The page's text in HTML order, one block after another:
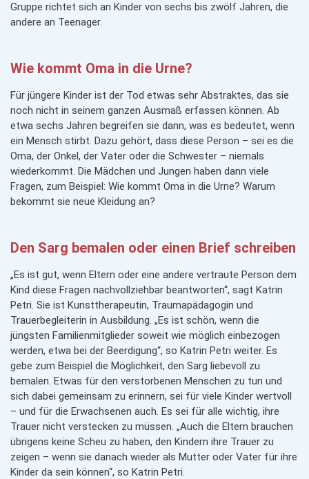
Gruppe richtet sich an Kinder von sechs bis zwölf Jahren, die
andere an Teenager.
Wie kommt Oma in die Urne?
Für jüngere Kinder ist der Tod etwas sehr Abstraktes, das sie
noch nicht in seinem ganzen Ausmaß erfassen können. Ab
etwa sechs Jahren begreifen sie dann, was es bedeutet, wenn
ein Mensch stirbt. Dazu gehört, dass diese Person – sei es die
Oma, der Onkel, der Vater oder die Schwester – niemals
wiederkommt. Die Mädchen und Jungen haben dann viele
Fragen, zum Beispiel: Wie kommt Oma in die Urne? Warum
bekommt sie neue Kleidung an?
Den Sarg bemalen oder einen Brief schreiben
„Es ist gut, wenn Eltern oder eine andere vertraute Person dem
Kind diese Fragen nachvollziehbar beantworten“, sagt Katrin
Petri. Sie ist Kunsttherapeutin, Traumapädagogin und
Trauerbegleiterin in Ausbildung. „Es ist schön, wenn die
jüngsten Familienmitglieder soweit wie möglich einbezogen
werden, etwa bei der Beerdigung“, so Katrin Petri weiter. Es
gebe zum Beispiel die Möglichkeit, den Sarg liebevoll zu
bemalen. Etwas für den verstorbenen Menschen zu tun und
sich dabei gemeinsam zu erinnern, sei für viele Kinder wertvoll
– und für die Erwachsenen auch. Es sei für alle wichtig, ihre
Trauer nicht verstecken zu müssen. „Auch die Eltern brauchen
übrigens keine Scheu zu haben, den Kindern ihre Trauer zu
zeigen – wenn sie danach wieder als Mutter oder Vater für ihre
Kinder da sein können“, so Katrin Petri.